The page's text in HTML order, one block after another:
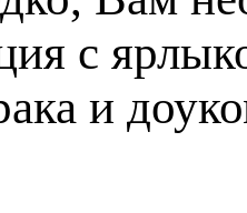
с
и